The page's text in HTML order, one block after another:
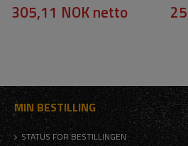
305,11 NOKnetto
MIN BESTILLING
STATUS FOR BESTILLINGEN